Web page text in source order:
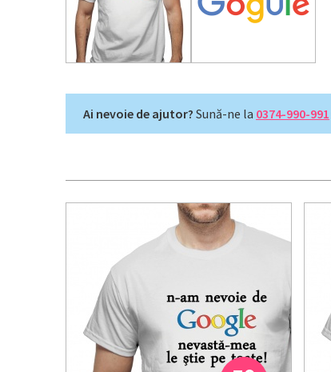
Ai nevoie de ajutor? Sună-ne la 0374-990-991